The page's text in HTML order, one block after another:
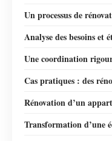
Un processus de
Analyse des besoins et
Une coordination
Cas pratiques : des
Rénovation d’un
Transformation d’une